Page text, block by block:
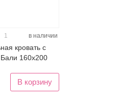
1 в наличии
кровать с
160х200
В корзину